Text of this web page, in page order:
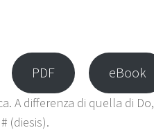
PDF eBook
A differenza di quella di Do,
(diesis).